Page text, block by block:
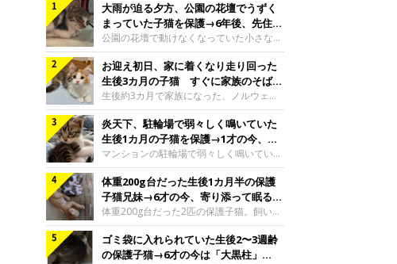
大雨が迫る夕方、公園の花壇でうずく
まっていた子猫を保護→6年後、先住猫
と“姉妹”のような関係に
公園の花壇で動けなくなっていた小さな子
猫。家族に迎えられてから6年、先住猫と
の間には深い絆が育まれていました。保護
当時のティダちゃん。
@muumuu62197189紹介するのは、
X（旧Twitter）ユーザー
@muumuu62197189さんの愛猫・ティダ
ちゃん（取材時6才）の成長記録です。こ
ちらは、生後3カ月ごろのティダちゃん。
飼い主さんが出会ったのは、夜から大雨に
なると予報されていた日の夕方でした。花
壇で動けずにいた子猫保護したばかりのテ
ィダちゃん。@muumuu62197189飼い主
さんは、公園の
お迎え初日、家に着くなり走り回った
生後3カ月の子猫 すぐに家族のそばで
落ち着く姿に「迎えてよかった」
生後約3カ月で家族になった、ノルウェー
ジャンフォレストキャットの子猫。お迎え
翌日には、すでに家でくつろぐ様子を見せ
ていました。お迎え翌日、ベッドでうとう
とするむうちゃんお迎え翌日のむうちゃ
ん。@umimugi0304紹介するのは、
Instagramユーザー@umimugi0304さんの
愛猫・むうちゃん（撮影時、生後約3カ月
／ノルウェージャンフォレストキャッ
ト）。こちらは、お迎え翌日に撮影された
一枚。ゴハンをお腹いっぱい食べたむうち
ゃんは眠くなり、飼い主さん夫婦のベッド
炎天下、駐輪場で弱々しく鳴いていた
生後1カ月の子猫を保護→1才の今、筋
肉質でツンデレなコに成長
マンションの駐輪場で弱々しく鳴いてい
た、生後1カ月ほどの子猫。家族に迎えら
れてから1年、体も行動も大きく成長しま
した。炎天下の駐輪場で鳴いていた小さな
子猫保護当時のモモちゃん。@Kingponzu
紹介するのは、X（旧Twitter）ユーザー
@Kingponzuさんの愛猫・モモちゃん（取
材時1才）の成長記録です。こちらは、モ
体重200g台だった生後1カ月半の保護
子猫兄妹→6才の今、寄り添って眠る姿
にほっこり！
体重200g台だった2匹の保護子猫。飼い主
さんの家族になってから6年、ともに成長
するなかで、2匹の関係にも少しずつ変化
が見られました。家族になったばかりの小
ゴミ袋に入れられていた生後2〜3週齢
の保護子猫→6才の今は「大黒柱」